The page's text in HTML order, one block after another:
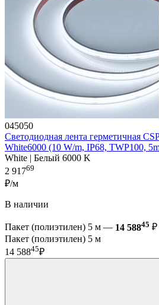
045050
Светодиодная лента герметичная
White6000 (10 W/m, IP68, TWP100,
White | Белый 6000 K
2 91769
₽/м
В наличии
Пакет (полиэтилен) 5 м — 14 58845 ₽
Пакет (полиэтилен) 5 м
14 58845₽